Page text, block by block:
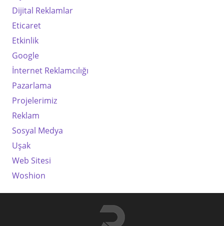
Dijital Reklamlar
Eticaret
Etkinlik
Google
İnternet Reklamcılığı
Pazarlama
Projelerimiz
Reklam
Sosyal Medya
Uşak
Web Sitesi
Woshion